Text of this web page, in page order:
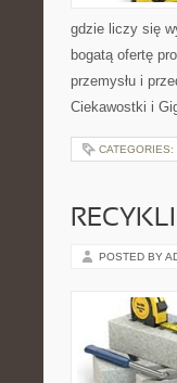
gdzie liczy się
bogatą ofertę
przemysłu i
Ciekawostki i
CATEGORIES:
POSTED BY